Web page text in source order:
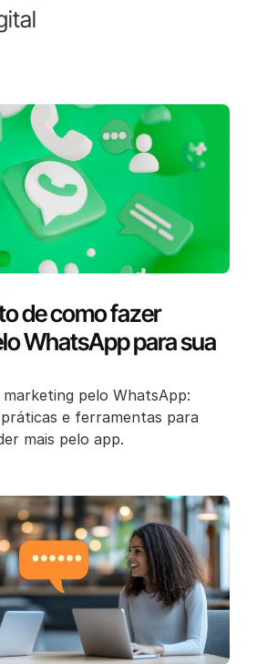
de como fazer
WhatsApp para sua
pelo WhatsApp:
e ferramentas para
mais pelo app.